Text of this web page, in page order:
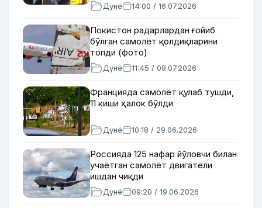
Дунё 14:00 / 16.07.2026
Покистон радарлардан ғойиб
бўлган самолёт қолдиқларини
топди (фото)
Дунё 11:45 / 09.07.2026
Францияда самолёт қулаб тушди,
11 киши ҳалок бўлди
Дунё 10:18 / 29.06.2026
Россияда 125 нафар йўловчи билан
учаётган самолёт двигатели
ишдан чиқди
Дунё 09:20 / 19.06.2026